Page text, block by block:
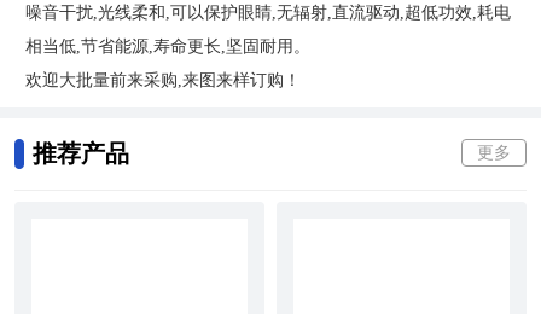
噪音干扰,光线柔和,可以保护眼睛,无辐射,直流驱动,超低功效,耗电
相当低,节省能源,寿命更长,坚固耐用。
欢迎大批量前来采购,来图来样订购！
推荐产品 更多